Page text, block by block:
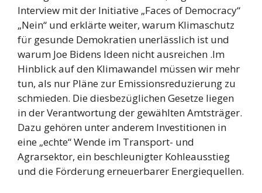
Interview mit der Initiative „Faces of Democracy“
„Nein“ und erklärte weiter, warum Klimaschutz
für gesunde Demokratien unerlässlich ist und
warum Joe Bidens Ideen nicht ausreichen .Im
Hinblick auf den Klimawandel müssen wir mehr
tun, als nur Pläne zur Emissionsreduzierung zu
schmieden. Die diesbezüglichen Gesetze liegen
in der Verantwortung der gewählten Amtsträger.
Dazu gehören unter anderem Investitionen in
eine „echte“ Wende im Transport- und
Agrarsektor, ein beschleunigter Kohleausstieg
und die Förderung erneuerbarer Energiequellen.